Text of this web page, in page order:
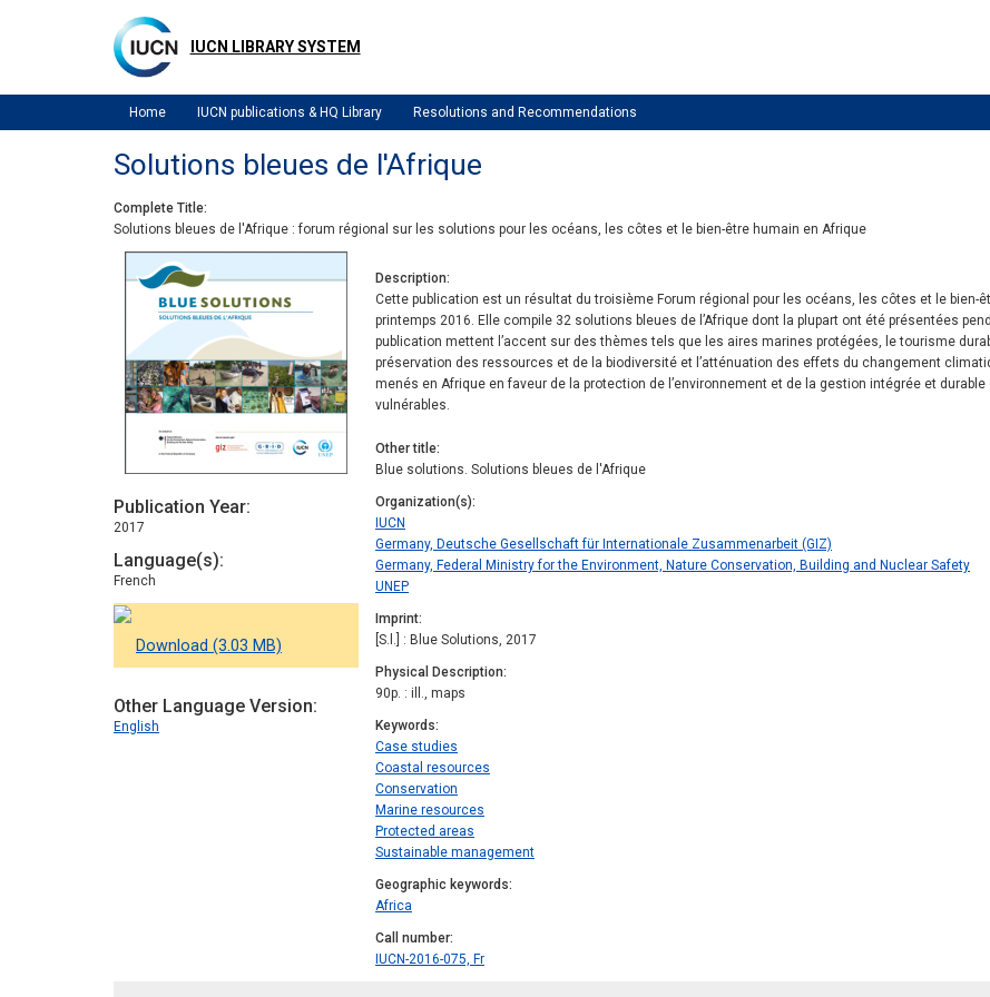
IUCN LIBRARY SYSTEM
Home IUCN publications & HQ Library Resolutions and Recommendations
Solutions bleues de l'Afrique
Complete Title
Solutions bleues de l'Afrique : forum régional sur les solutions pour les océans, les côtes et le bien-être humain en Afrique
Publication Year
2017
Language(s)
French
Download (3.03 MB)
Other Language Version
English
Description
Cette publication est un résultat du troisième Forum régional pour les océans, les côtes et le bien-
printemps 2016. Elle compile 32 solutions bleues de l’Afrique dont la plupart ont été présentées
publication mettent l’accent sur des thèmes tels que les aires marines protégées, le tourisme
préservation des ressources et de la biodiversité et l’atténuation des effets du changement
menés en Afrique en faveur de la protection de l’environnement et de la gestion intégrée et
vulnérables.
Other title
Blue solutions. Solutions bleues de l'Afrique
Organization(s)
IUCN
Germany, Deutsche Gesellschaft für Internationale Zusammenarbeit (GIZ)
Germany, Federal Ministry for the Environment, Nature Conservation, Building and Nuclear Safety
UNEP
Imprint
[S.l.] : Blue Solutions, 2017
Physical Description
90p. : ill., maps
Keywords
Case studies
Coastal resources
Conservation
Marine resources
Protected areas
Sustainable management
Geographic keywords
Africa
Call number
IUCN-2016-075, Fr